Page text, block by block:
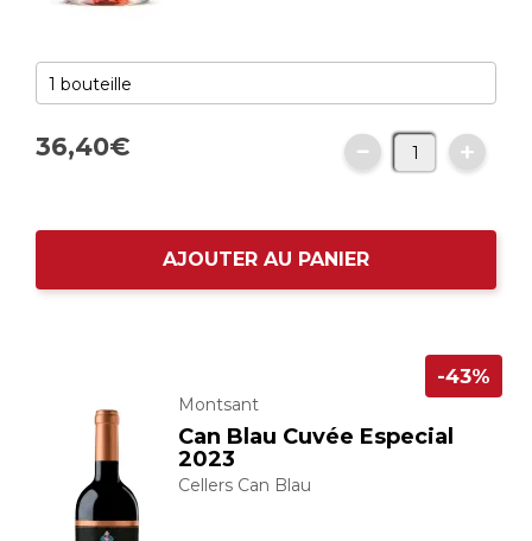
36,40€
AJOUTER AU PANIER
Montsant
Can Blau Cuvée Especial
2023
Cellers Can Blau
-43%